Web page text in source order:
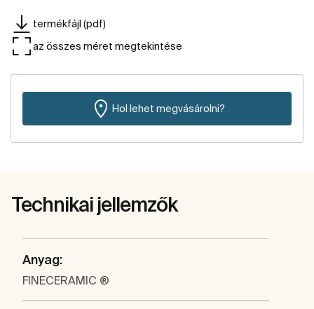
termékfájl (pdf)
az összes méret megtekintése
Hol lehet megvásárolni?
Technikai jellemzők
Anyag:
FINECERAMIC ®